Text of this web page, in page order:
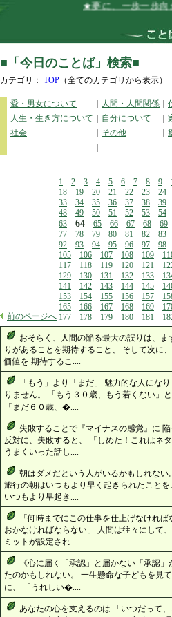
★夢に、一歩一歩向か
■「今日のことば」検索■
カテゴリ： TOP （全てのカテゴリから表示）
愛・男女について 人間・人間関係
人生・生き方について
自分について
社会
その他
前のページへ
1 2 3 4 5 6 7 8 9
18
19 20 21 22 23
24
33
34 35 36 37 38
39
48
49 50 51 52 53
54
63
64 65 66 67 68
69
77
78 79 80 81 82
83
92
93 94 95 96 97
98
105
106 107 108 109
117
118 119 120 121
129
130 131 132 133
141
142 143 144 145
153
154 155 156 157
165
166 167 168 169
177
178 179 180 181
おそらく、人間の陥る最大の誤りは、
りがあることを期待すること、 そして次に
価値を 期待するこ....
「もう」より「まだ」 魅力的な人にな
りません。 「もう３０歳、もう若くない」
「まだ６０歳、�....
失敗することで『マイナスの感覚』に
反対に、失敗すると、 「しめた！これはネ
うまくいった話し....
朝はダメだという人がいるかもしれな
旅行の朝はいつもより早く起きられたこと
いつもより早起き....
「何時までにこの仕事を仕上げなけれ
おかなければならない」 人間は往々にして
ミットが設定され....
《心に届く「承認」と届かない「承認
たのかもしれない。 一生懸命な子どもを見
に、 「うれしい�....
あなたの心を支えるのは 「いつだって